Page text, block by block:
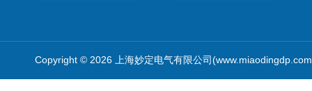
Copyright © 2026 上海妙定电气有限公司